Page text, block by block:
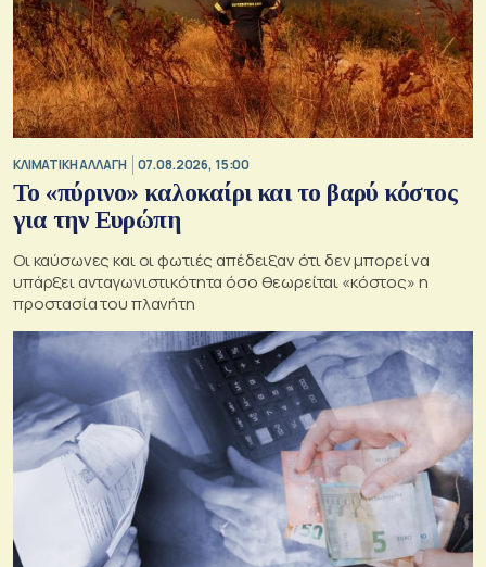
ΚΛΙΜΑΤΙΚΗ ΑΛΛΑΓΗ 07.08.2026, 15:00
Το «πύρινο» καλοκαίρι και το βαρύ κόστος
για την Ευρώπη
Οι καύσωνες και οι φωτιές απέδειξαν ότι δεν μπορεί να
υπάρξει ανταγωνιστικότητα όσο θεωρείται «κόστος» η
προστασία του πλανήτη